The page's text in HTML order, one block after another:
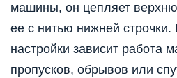
машины, он цепляет
ее с нитью нижней строчки.
настройки зависит работа
пропусков, обрывов или